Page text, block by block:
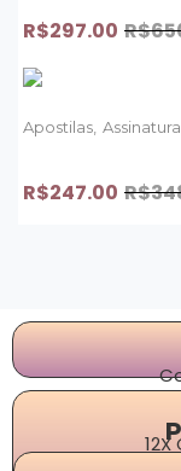
R$
R$297.00
Apostilas,
R$
R$247.00